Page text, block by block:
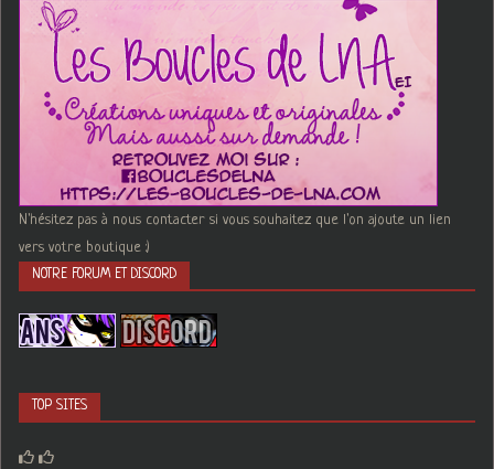
N'hésitez pas à nous contacter si vous souhaitez que l'on ajoute un lien
vers votre boutique :)
NOTRE FORUM ET DISCORD
TOP SITES